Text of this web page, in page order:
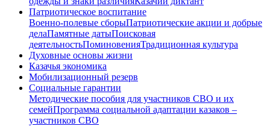
Патриотическое воспитание
Военно-полевые сборыПатриотические акции и добрые
делаПамятные датыПоисковая
деятельностьПоминовенияТрадиционная культура
Духовные основы жизни
Казачья экономика
Мобилизационный резерв
Социальные гарантии
Методические пособия для участников СВО и их
семейПрограмма социальной адаптации казаков –
участников СВО